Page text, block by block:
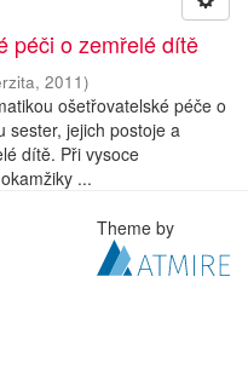
péči o zemřelé dítě
, 2011)
ošetřovatelské péče o
sester, jejich postoje a
dítě. Při vysoce
...
Theme by